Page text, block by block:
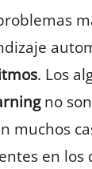
. Los
no
muchos
en los